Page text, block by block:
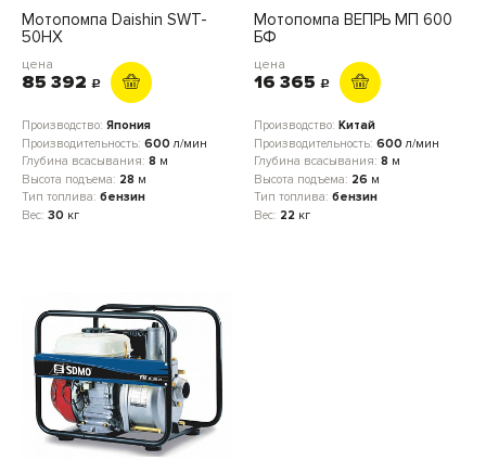
Мотопомпа Daishin SWT-
50HX
цена
85 392 c
Производство: Япония
Производительность: 600 л/мин
Глубина всасывания: 8 м
Высота подъема: 28 м
Тип топлива: бензин
Вес: 30 кг
Мотопомпа ВЕПРЬ МП 600
БФ
цена
16 365 c
Производство: Китай
Производительность: 600 л/мин
Глубина всасывания: 8 м
Высота подъема: 26 м
Тип топлива: бензин
Вес: 22 кг